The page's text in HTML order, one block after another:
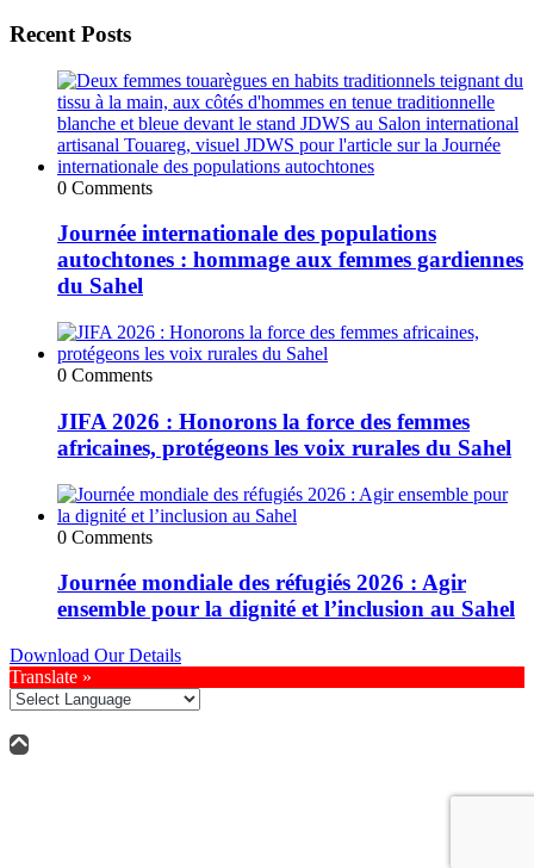
Recent Posts
0 Comments
Journée internationale des populations
autochtones : hommage aux femmes gardiennes
du Sahel
0 Comments
JIFA 2026 : Honorons la force des femmes
africaines, protégeons les voix rurales du Sahel
0 Comments
Journée mondiale des réfugiés 2026 : Agir
ensemble pour la dignité et l’inclusion au Sahel
Download Our Details
Translate »